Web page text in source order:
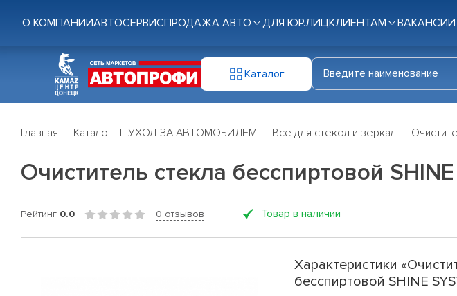
О КОМПАНИИАВТОСЕРВИСПРОДАЖА АВТО ДЛЯ ЮР.ЛИЦКЛИЕНТАМ ВАКАНСИИ
Каталог
Главная Каталог УХОД ЗА АВТОМОБИЛЕМ Все для стекол и зеркал
Очиститель стекла бесспиртовой
Рейтинг 0.0 0 отзывов Товар в наличии
Характеристики
бесспиртовой SHINE